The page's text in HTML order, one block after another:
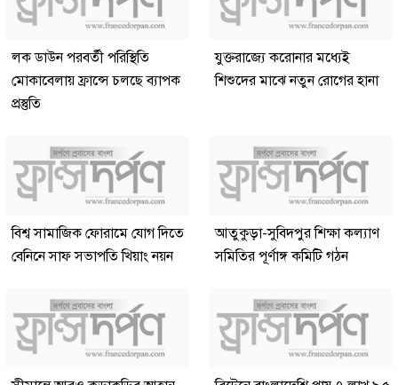
লক ডাউন পরবর্তী পরিস্থিতি
মোকাবেলায় ফ্রান্সে চলছে ব্যাপক
প্রস্তুতি
যুক্তরাজ্যে করোনার মধ্যেই
শিশুদের মাঝে নতুন রোগের হানা
বিশ্ব সামাজিক ফোরামে যোগ দিতে
বেনিনে সাফ সভাপতি খিয়াং নয়ন
আতুকুড়া-সুবিদপুর শিক্ষা কল্যাণ
সমিতির পূর্ণাঙ্গ কমিটি গঠন